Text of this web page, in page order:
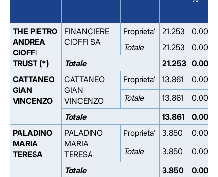
THE PIETRO
ANDREA
CIOFFI
TRUST (*)
FINANCIERE
CIOFFI SA
Proprieta' 21.253
0.000
Totale
21.253
0.000
Totale
21.253 0.000
CATTANEO
GIAN
VINCENZO
CATTANEO
GIAN
VINCENZO
Proprieta' 13.861
0.000
Totale
13.861
0.000
Totale
13.861
0.000
PALADINO
MARIA
TERESA
PALADINO
MARIA
TERESA
Proprieta' 3.850
0.000
Totale
3.850
0.000
Totale
3.850
0.000